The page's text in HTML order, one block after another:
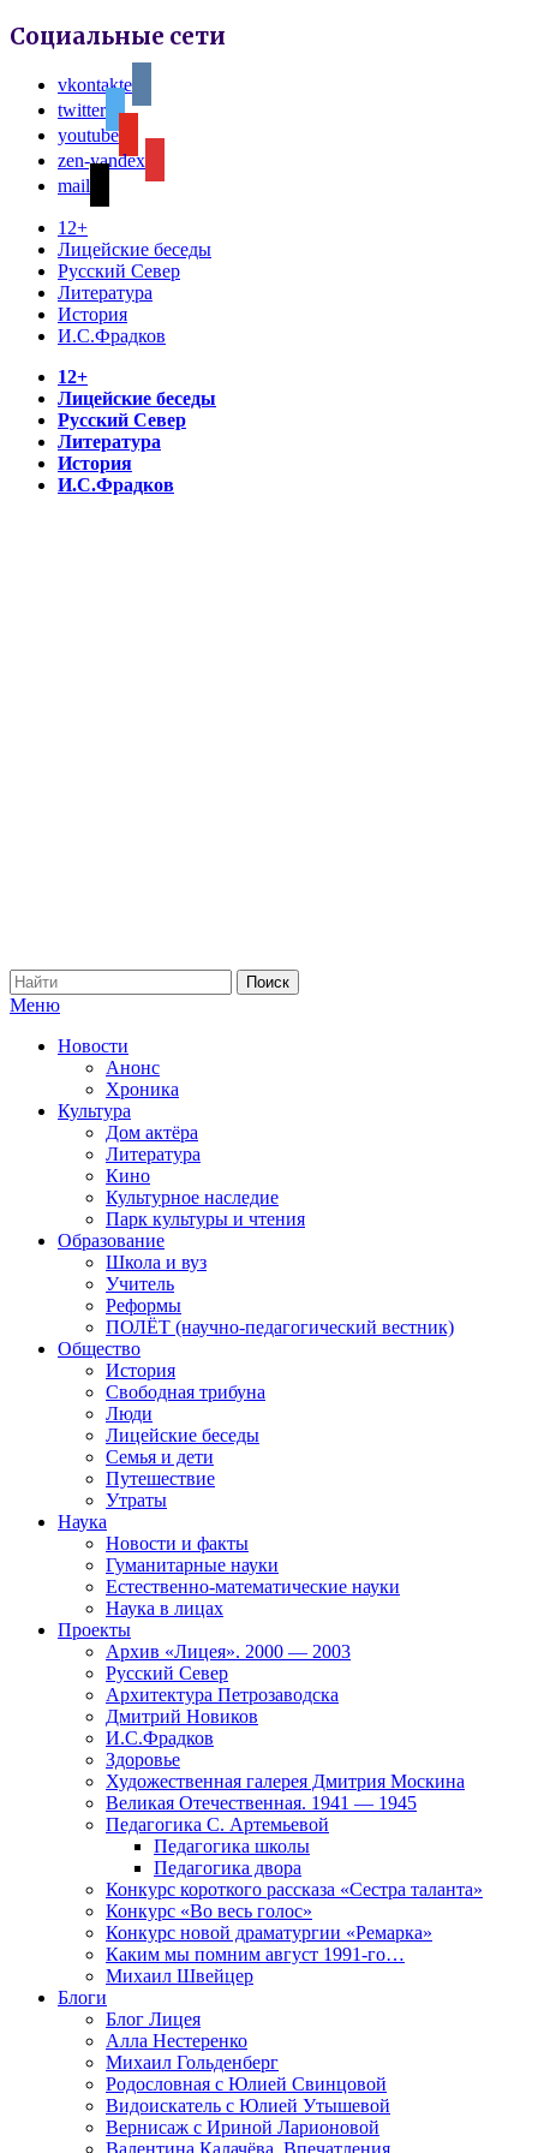
Социальные сети
vkontakte
twitter
youtube
zen-yandex
mail
12+
Лицейские беседы
Русский Север
Литература
История
И.С.Фрадков
12+
Лицейские беседы
Русский Север
Литература
История
И.С.Фрадков
Меню
Новости
Анонс
Хроника
Культура
Дом актёра
Литература
Кино
Культурное наследие
Парк культуры и чтения
Образование
Школа и вуз
Учитель
Реформы
ПОЛЁТ (научно-педагогический вестник)
Общество
История
Свободная трибуна
Люди
Лицейские беседы
Семья и дети
Путешествие
Утраты
Наука
Новости и факты
Гуманитарные науки
Естественно-математические науки
Наука в лицах
Проекты
Архив «Лицея». 2000 — 2003
Русский Север
Архитектура Петрозаводска
Дмитрий Новиков
И.С.Фрадков
Здоровье
Художественная галерея Дмитрия Москина
Великая Отечественная. 1941 — 1945
Педагогика С. Артемьевой
Педагогика школы
Педагогика двора
Конкурс короткого рассказа «Сестра таланта»
Конкурс «Во весь голос»
Конкурс новой драматургии «Ремарка»
Каким мы помним август 1991-го…
Михаил Швейцер
Блоги
Блог Лицея
Алла Нестеренко
Михаил Гольденберг
Родословная с Юлией Свинцовой
Видоискатель с Юлией Утышевой
Вернисаж с Ириной Ларионовой